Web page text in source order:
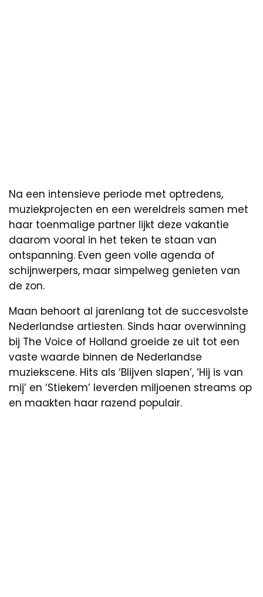
Na een intensieve periode met optredens,
muziekprojecten en een wereldreis samen met
haar toenmalige partner lijkt deze vakantie
daarom vooral in het teken te staan van
ontspanning. Even geen volle agenda of
schijnwerpers, maar simpelweg genieten van
de zon.
Maan behoort al jarenlang tot de succesvolste
Nederlandse artiesten. Sinds haar overwinning
bij The Voice of Holland groeide ze uit tot een
vaste waarde binnen de Nederlandse
muziekscene. Hits als ‘Blijven slapen’, ‘Hij is van
mij’ en ‘Stiekem’ leverden miljoenen streams op
en maakten haar razend populair.